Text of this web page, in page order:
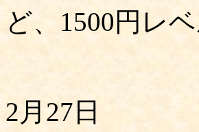
ど、1500円レ
2月27日